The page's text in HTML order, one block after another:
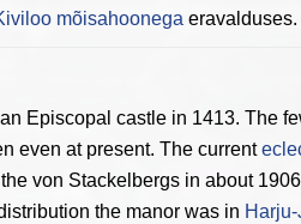
mõisahoonega eravalduses.
Episcopal castle in 1413. The
even at present. The current
von Stackelbergs in about
the manor was in